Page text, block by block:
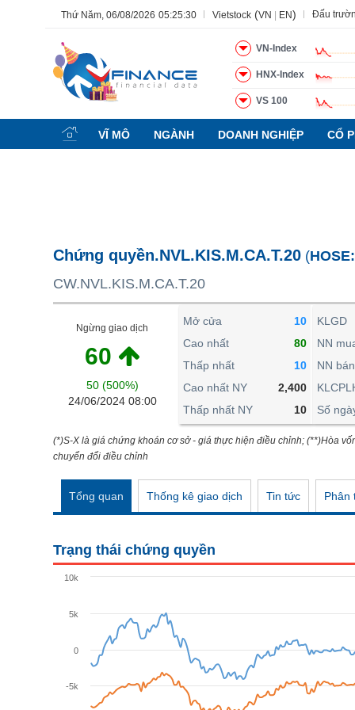
Thứ Năm, 06/08/2026 05:25:31 Vietstock (VN EN) Đấu
VN-Index
HNX-Index
VS 100
VĨ MÔ NGÀNH DOANH NGHIỆP CỔ
Chứng quyền.NVL.KIS.M.CA.T.20 (HOSE:
CW.NVL.KIS.M.CA.T.20
Ngừng giao dịch
60
50 (500%)
24/06/2024 08:00
Mở cửa
10
Cao nhất
80
Thấp nhất
10
Cao nhất NY
2,400
Thấp nhất NY
10
KLGD
NN
NN bán
Số
(*)S-X là giá chứng khoán cơ sở - giá thực hiện điều chỉnh; (**)Hòa
chuyển đổi điều chỉnh
Tổng quan Thống kê giao dịch Tin tức Phân
Trạng thái chứng quyền
-5k
0
5k
10k
Tính năng Ngành Mã chứng khoán Lãnh
BẤT ĐỘNG SẢN
TÀI CHÍNH
KINH TẾ
THẾ GIỚI
ĐÔNG DƯƠNG
PHÂN TÍCH
VS-SECTOR
NGUYÊN VẬT LIỆU
TIÊU DÙNG KHÔNG THIẾT YẾU
TIÊU DÙNG THIẾT YẾU
CHĂM SÓC SỨC KHỎE